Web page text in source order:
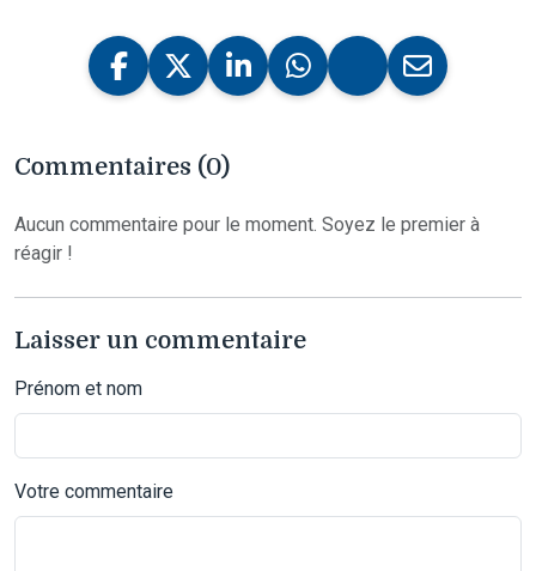
Commentaires (0)
Aucun commentaire pour le moment. Soyez le premier à
réagir !
Laisser un commentaire
Prénom et nom
Votre commentaire